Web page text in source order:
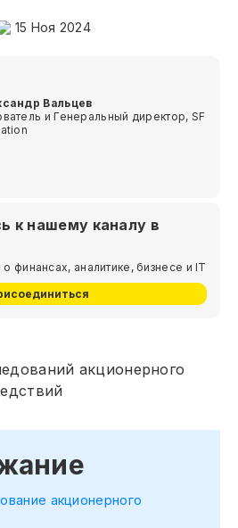
15 Ноя 2024
Вальцев
и Генеральный директор, SF
к нашему каналу в
финансах, аналитике, бизнесе и IT
акционерного
акционерного